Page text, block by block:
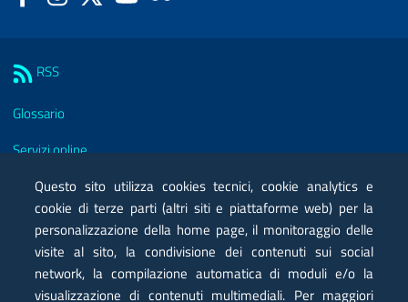
RSS
Glossario
Servizi online
Moduli
Posta elettronica certificata PEC
Privacy
Note legali
Questo sito utilizza cookies tecnici, cookie analytics e
cookie di terze parti (altri siti e piattaforme web) per la
personalizzazione della home page, il monitoraggio delle
visite al sito, la condivisione dei contenuti sui social
network, la compilazione automatica di moduli e/o la
visualizzazione di contenuti multimediali. Per maggiori